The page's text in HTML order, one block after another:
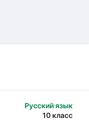
Русский язык
10 класс